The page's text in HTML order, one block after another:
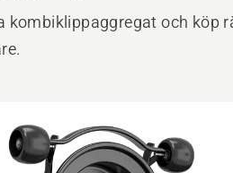
kombiklippaggregat och köp